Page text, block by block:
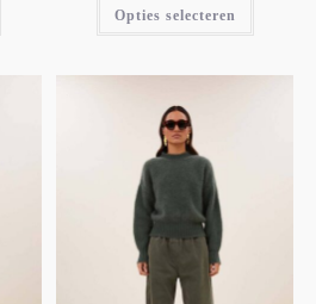
Opties selecteren